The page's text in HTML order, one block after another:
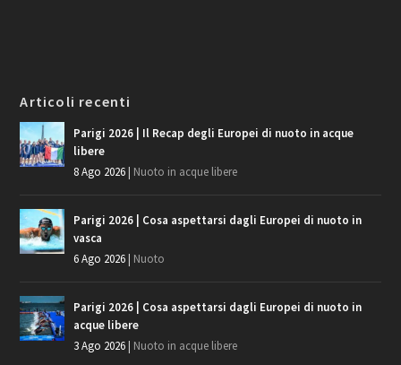
Articoli recenti
Parigi 2026 | Il Recap degli Europei di nuoto in acque
libere
8 Ago 2026| Nuoto in acque libere
Parigi 2026 | Cosa aspettarsi dagli Europei di nuoto in
vasca
6 Ago 2026| Nuoto
Parigi 2026 | Cosa aspettarsi dagli Europei di nuoto in
acque libere
3 Ago 2026| Nuoto in acque libere